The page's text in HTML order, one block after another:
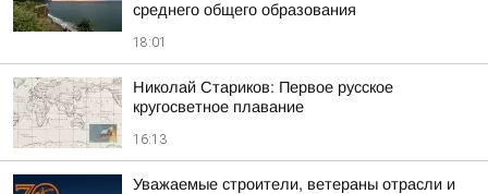
среднего общего образования
18:01
Николай Стариков: Первое русское
кругосветное плавание
16:13
Уважаемые строители, ветераны отрасли и